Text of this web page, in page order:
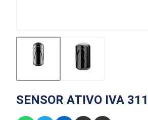
SENSOR ATIVO IVA